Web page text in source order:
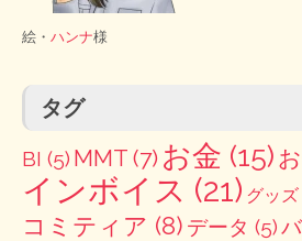
絵・ ハンナ様
タグ
BI (5) MMT (7) お金 (15)
インボイス (21) グッズ
コミティア (8) データ (5)